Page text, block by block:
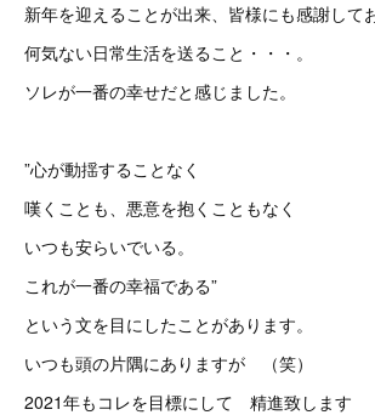
新年を迎えることが出来、皆様にも感謝して
何気ない日常生活を送ること・・・。
ソレが一番の幸せだと感じました。
”心が動揺することなく
嘆くことも、悪意を抱くこともなく
いつも安らいでいる。
これが一番の幸福である”
という文を目にしたことがあります。
いつも頭の片隅にありますが （笑）
2021年もコレを目標にして 精進致します